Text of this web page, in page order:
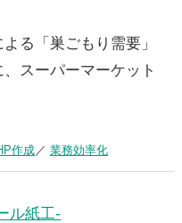
る「巣ごもり需要」
スーパーマーケット
作成 業務効率化
ル紙工-